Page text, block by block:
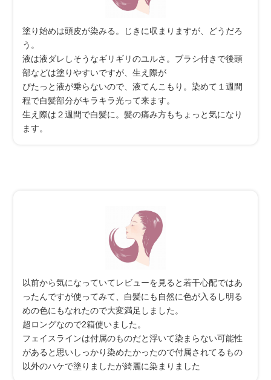
塗り始めは頭皮が染みる。じきに収まりますが、どうだろ
う。
液は液ダレしそうなギリギリのユルさ。ブラシ付きで後頭
部などは塗りやすいですが、生え際が
ぴたっと液が乗らないので、液てんこもり。染めて１週間
程で白髪部分がキラキラ光って来ます。
生え際は２週間で白髪に。髪の痛み方もちょっと気になり
ます。
以前から気になっていてレビューを見ると若干心配ではあ
ったんですが使ってみて、白髪にも自然に色が入るし明る
めの色にもなれたので大変満足しました。
超ロングなので2箱使いました。
フェイスラインは付属のものだと浮いて染まらない可能性
があると思いしっかり染めたかったので付属されてるもの
以外のハケで塗りましたが綺麗に染まりました